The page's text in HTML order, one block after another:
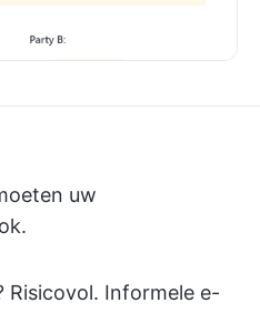
uw
Risicovol. Informele e-